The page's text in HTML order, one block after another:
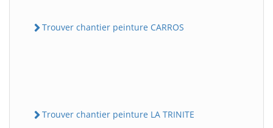
Trouver chantier peinture CARROS
Trouver chantier peinture LA TRINITE